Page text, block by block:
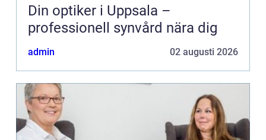
Din optiker i Uppsala –
professionell synvård nära dig
admin 02 augusti 2026